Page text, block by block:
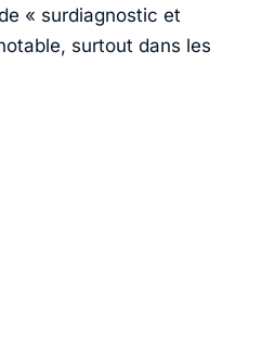
« surdiagnostic et
surtout dans les